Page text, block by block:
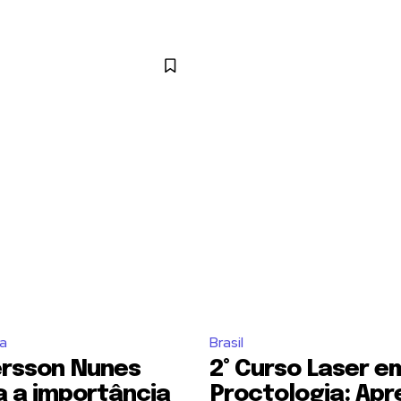
Nunes
a importância
Brasil
2° Curso Laser
Proctologia: